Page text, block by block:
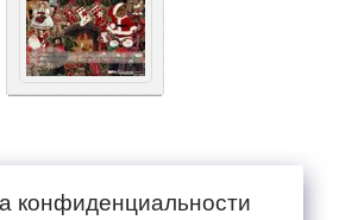
конфиденциальности